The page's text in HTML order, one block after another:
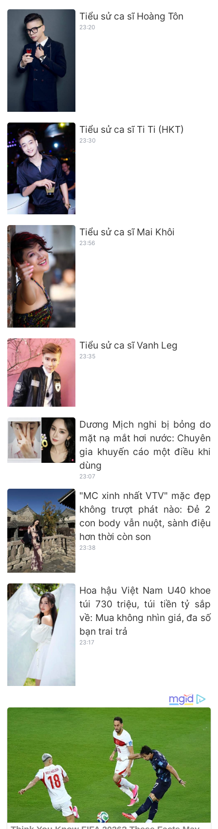
Tiểu sử ca sĩ Hoàng Tôn
23:20
Tiểu sử ca sĩ Ti Ti (HKT)
23:30
Tiểu sử ca sĩ Mai Khôi
23:56
Tiểu sử ca sĩ Vanh Leg
23:35
Dương Mịch nghi bị bỏng do
mặt nạ mắt hơi nước: Chuyên
gia khuyến cáo một điều khi
dùng
23:07
"MC xinh nhất VTV" mặc đẹp
không trượt phát nào: Đẻ 2
con body vẫn nuột, sành điệu
hơn thời còn son
23:38
Hoa hậu Việt Nam U40 khoe
túi 730 triệu, túi tiền tỷ sắp
về: Mua không nhìn giá, đa số
bạn trai trả
23:17